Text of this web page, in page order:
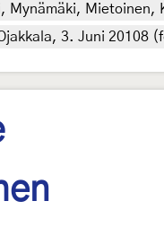
Mynämäki,
3. Juni